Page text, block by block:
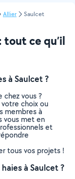
Allier Saulcet
tout ce qu’il
à Saulcet ?
chez vous ?
choix ou
membres à
vous met en
et
tous vos projets !
à Saulcet ?